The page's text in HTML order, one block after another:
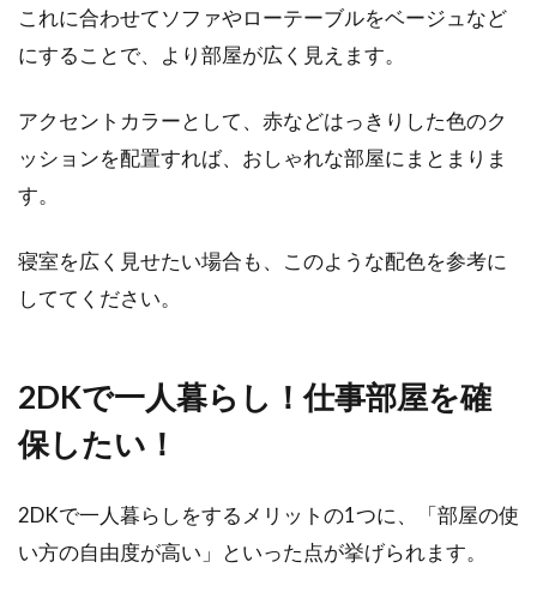
これに合わせてソファやローテーブルをベージュなど
にすることで、より部屋が広く見えます。
アクセントカラーとして、赤などはっきりした色のク
ッションを配置すれば、おしゃれな部屋にまとまりま
す。
寝室を広く見せたい場合も、このような配色を参考に
しててください。
2DKで一人暮らし！仕事部屋を確
保したい！
2DKで一人暮らしをするメリットの1つに、「部屋の使
い方の自由度が高い」といった点が挙げられます。